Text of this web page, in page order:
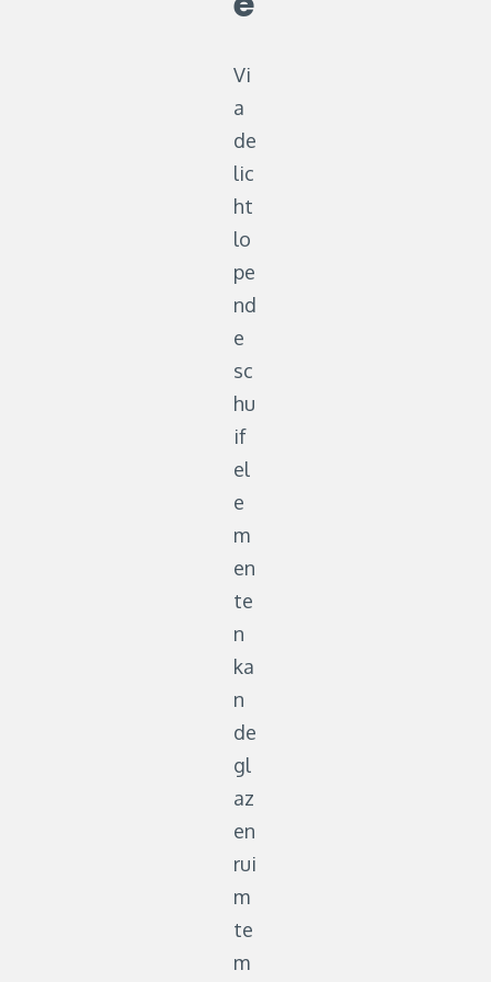
Vi
a
de
lic
ht
lo
pe
nd
e
sc
hu
if
el
e
m
en
te
n
ka
n
de
gl
az
en
rui
m
te
m